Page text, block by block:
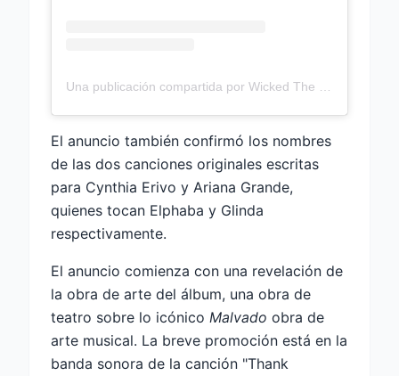
El anuncio también confirmó los nombres
de las dos canciones originales escritas
para Cynthia Erivo y Ariana Grande,
quienes tocan Elphaba y Glinda
respectivamente.
El anuncio comienza con una revelación de
la obra de arte del álbum, una obra de
teatro sobre lo icónico Malvado obra de
arte musical. La breve promoción está en la
banda sonora de la canción "Thank